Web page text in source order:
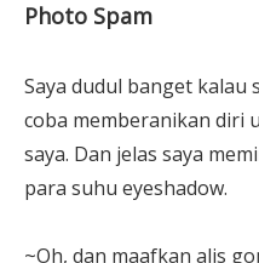
Photo Spam
Saya dudul banget kalau
coba memberanikan diri
saya. Dan jelas saya
para suhu eyeshadow.
~Oh, dan maafkan alis